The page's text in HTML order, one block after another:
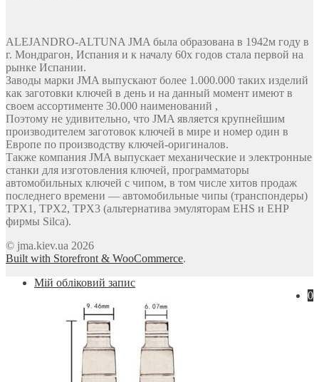
ALEJANDRO-ALTUNA JMA была образована в 1942м году в
г. Мондрагон, Испания и к началу 60х годов стала первой на
рынке Испании.
Заводы марки JMA выпускают более 1.000.000 таких изделий
как заготовки ключей в день и на данный момент имеют в
своем ассортименте 30.000 наименований ,
Поэтому не удивительно, что JMA является крупнейшим
производителем заготовок ключей в мире и номер один в
Европе по производству ключей-оригиналов.
Также компания JMA выпускает механические и электронные
станки для изготовления ключей, программаторы
автомобильных ключей с чипом, в том числе хитов продаж
последнего времени — автомобильные чипы (транспондеры)
TPX1, TPX2, TPX3 (альтернатива эмуляторам EHS и EHP
фирмы Silca).
© jma.kiev.ua 2026
Built with Storefront & WooCommerce.
Мій обліковий запис
0